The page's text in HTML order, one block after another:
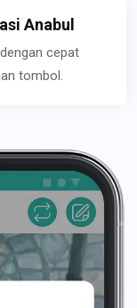
Anabul
cepat
tombol.